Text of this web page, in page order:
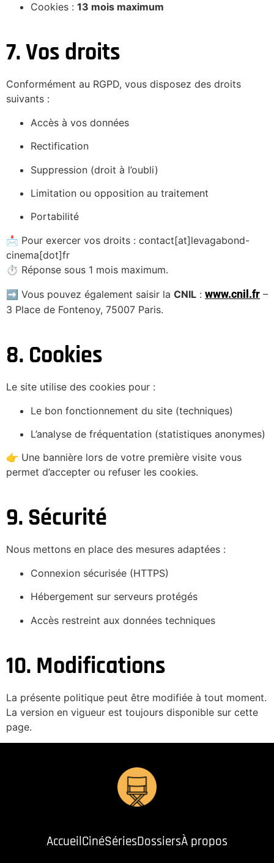
Cookies : 13 mois maximum
7. Vos droits
Conformément au RGPD, vous disposez des droits
suivants :
Accès à vos données
Rectification
Suppression (droit à l’oubli)
Limitation ou opposition au traitement
Portabilité
📩 Pour exercer vos droits : contact[at]levagabond-
cinema[dot]fr
⏱ Réponse sous 1 mois maximum.
➡️ Vous pouvez également saisir la CNIL : www.cnil.fr –
3 Place de Fontenoy, 75007 Paris.
8. Cookies
Le site utilise des cookies pour :
Le bon fonctionnement du site (techniques)
L’analyse de fréquentation (statistiques anonymes)
👉 Une bannière lors de votre première visite vous
permet d’accepter ou refuser les cookies.
9. Sécurité
Nous mettons en place des mesures adaptées :
Connexion sécurisée (HTTPS)
Hébergement sur serveurs protégés
Accès restreint aux données techniques
10. Modifications
La présente politique peut être modifiée à tout moment.
La version en vigueur est toujours disponible sur cette
page.
AccueilCinéSériesDossiersÀ propos